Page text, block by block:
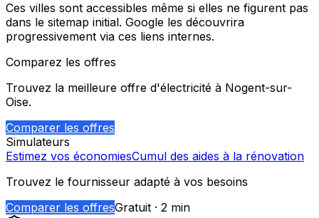
Ces villes sont accessibles même si elles ne figurent pas
dans le sitemap initial. Google les découvrira
progressivement via ces liens internes.
Comparez les offres
Trouvez la meilleure offre d'électricité à Nogent-sur-
Oise.
Comparer les offres
Simulateurs
Estimez vos économiesCumul des aides à la rénovation
Trouvez le fournisseur adapté à vos besoins
Comparer les offresGratuit · 2 min